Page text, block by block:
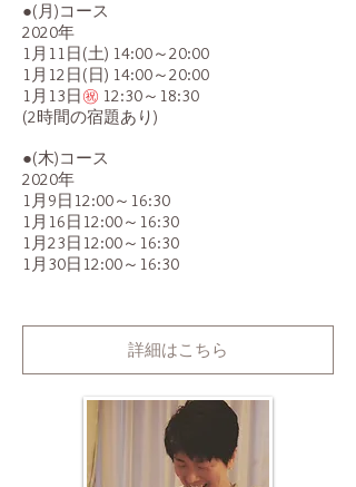
●(月)コース
2020年
1月11日(土) 14:00～20:00
1月12日(日) 14:00～20:00
1月13日 ㊗️ 12:30～18:30
(2時間の宿題あり)
●(木)コース
2020年
1月9日12:00～16:30
1月16日12:00～16:30
1月23日12:00～16:30
1月30日12:00～16:30
詳細はこちら